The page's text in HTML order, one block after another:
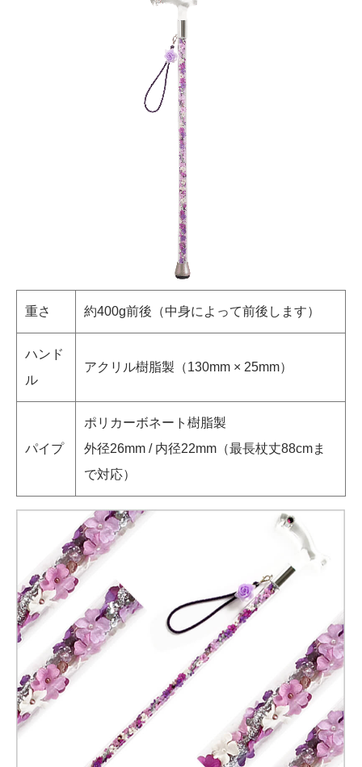
重さ 約400g前後（中身によって前後します）
ハンド
ル
アクリル樹脂製（130mm × 25mm）
パイプ
ポリカーボネート樹脂製
外径26mm / 内径22mm（最長杖丈88cmま
で対応）